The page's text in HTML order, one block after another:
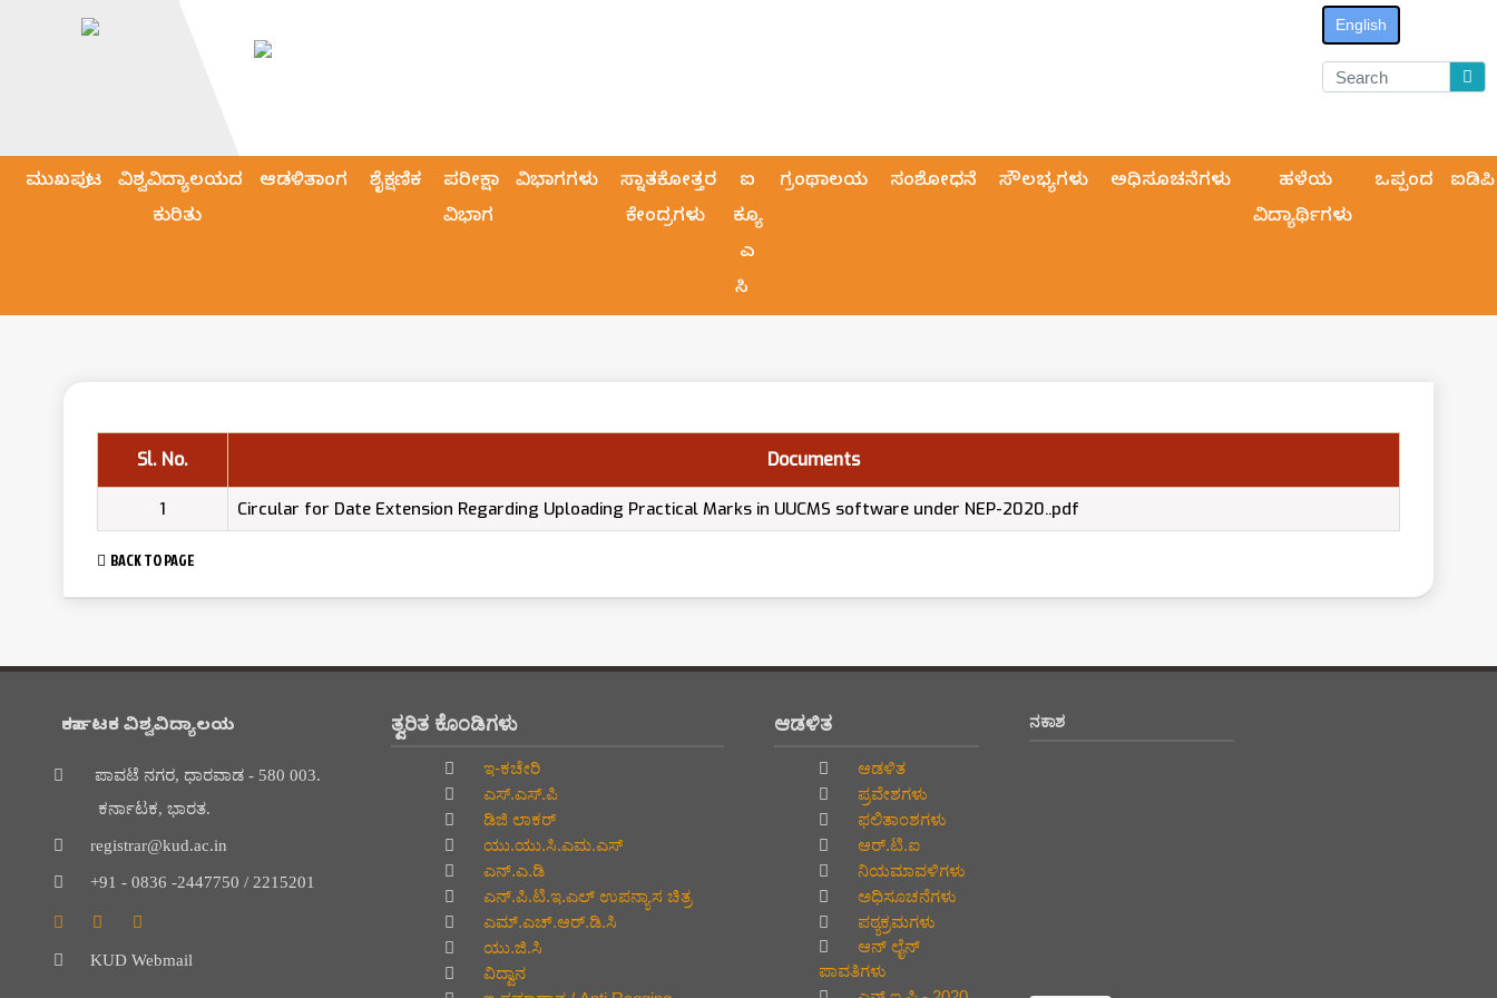
English
ಮುಖಪುಟ
ವಿಶ್ವವಿದ್ಯಾಲಯದ
ಕುರಿತು
ಆಡಳಿತಾಂಗ ಶೈಕ್ಷಣಿಕ
ಪರೀಕ್ಷಾ
ವಿಭಾಗ
ವಿಭಾಗಗಳು
ಸ್ನಾತಕೋತ್ತರ
ಕೇಂದ್ರಗಳು
ಐ
ಕ್ಯೂ
ಎ
ಸಿ
ಗ್ರಂಥಾಲಯ ಸಂಶೋಧನೆ ಸೌಲಭ್ಯಗಳು ಅಧಿಸೂಚನೆಗಳು
ಹಳೆಯ
ವಿದ್ಯಾರ್ಥಿಗಳು
ಒಪ್ಪಂದ ಐಡಿಪಿ
Sl. No. Documents
1 Circular for Date Extension Regarding Uploading Practical Marks in UUCMS software under NEP-2020..pdf
BACK TO PAGE
ಕರ್ನಾಟಕ ವಿಶ್ವವಿದ್ಯಾಲಯ
ಪಾವಟೆ ನಗರ, ಧಾರವಾಡ - 580 003.
ಕರ್ನಾಟಕ, ಭಾರತ.
registrar@kud.ac.in
+91 - 0836 -2447750 / 2215201
KUD Webmail
ತ್ವರಿತ ಕೊಂಡಿಗಳು
ಇ-ಕಚೇರಿ
ಎಸ್.ಎಸ್.ಪಿ
ಡಿಜಿ ಲಾಕರ್
ಯು.ಯು.ಸಿ.ಎಮ.ಎಸ್
ಎನ್.ಎ.ಡಿ
ಎನ್.ಪಿ.ಟಿ.ಇ.ಎಲ್‌ ಉಪನ್ಯಾಸ ಚಿತ್ರ
ಎಮ್.ಎಚ್.ಆರ್.ಡಿ.ಸಿ
ಯು.ಜಿ.ಸಿ
ವಿದ್ವಾನ
ಆಡಳಿತ
ಆಡಳಿತ
ಪ್ರವೇಶಗಳು
ಫಲಿತಾಂಶಗಳು
ಆರ್.ಟಿ.ಐ
ನಿಯಮಾವಳಿಗಳು
ಅಧಿಸೂಚನೆಗಳು
ಪಠ್ಯಕ್ರಮಗಳು
ಆನ್‌ ಲೈನ್‌
ಪಾವತಿಗಳು
ನಕಾಶ